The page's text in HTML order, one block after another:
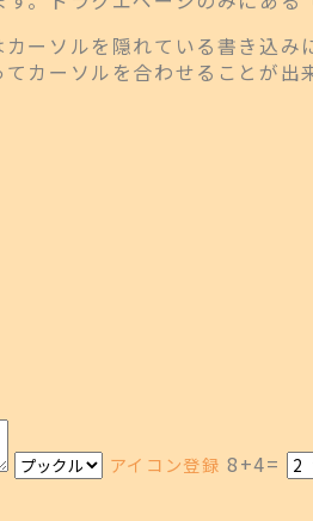
ーソルを隠れている書き込
カーソルを合わせることが
アイコン登録 8+4=